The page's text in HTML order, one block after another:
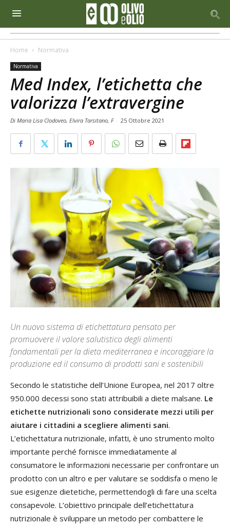
Home Normativa
Normativa
Med Index, l’etichetta che
valorizza l’extravergine
Di Maria Lisa Clodoveo, Elvira Tarsitano, F - 25 Ottobre 2021
Un nuovo sistema di etichettatura pensato per
promuovere il valore salutistico degli alimenti
fondamentali per la dieta mediterranea e incoraggiare la
produzione ed il consumo di prodotti sani e sostenibili
Secondo le statistiche dell’Unione Europea, nel 2017 oltre
950.000 decessi sono stati attribuibili a diete malsane. Le
etichette nutrizionali sono considerate mezzi utili per
aiutare i cittadini a scegliere alimenti sani.
L’etichettatura nutrizionale, infatti, è uno strumento molto
importante perché fornisce immediatamente al
consumatore le informazioni necessarie per confrontare un
prodotto con un altro e per valutare se soddisfa o meno le
sue esigenze dietetiche, permettendogli di fare una scelta
consapevole. L’obiettivo principale dell’etichettatura
nutrizionale è sviluppare un metodo per combattere le